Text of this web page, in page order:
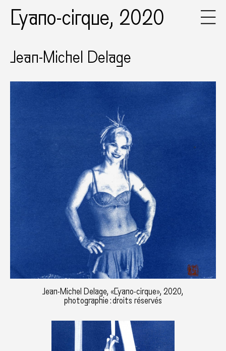
Cyano-cirque, 2020
Jean-Michel Delage
Jean-Michel Delage, «Cyano-cirque», 2020,
photographie : droits réservés